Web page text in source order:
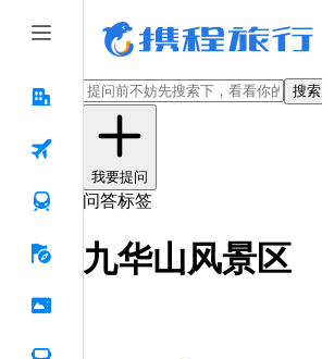
搜索
我要提问
问答标签
九华山风景区